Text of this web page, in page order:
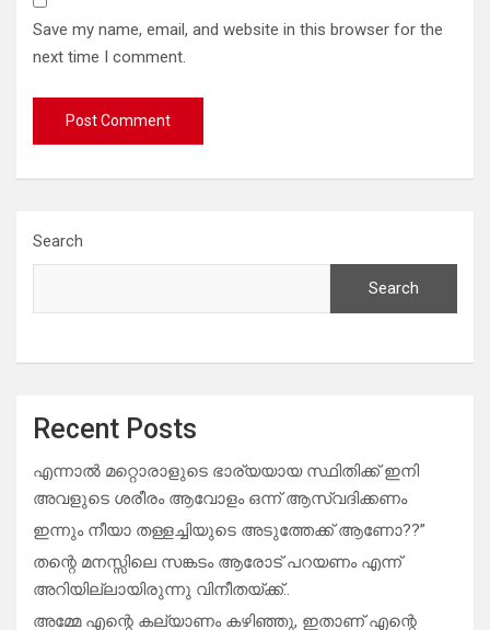
Save my name, email, and website in this browser for the
next time I comment.
Search
Search
Recent Posts
എന്നാൽ മറ്റൊരാളുടെ ഭാര്യയായ സ്ഥിതിക്ക് ഇനി
അവളുടെ ശരീരം ആവോളം ഒന്ന് ആസ്വദിക്കണം
ഇന്നും നീയാ തള്ളച്ചിയുടെ അടുത്തേക്ക് ആണോ??”
തന്റെ മനസ്സിലെ സങ്കടം ആരോട് പറയണം എന്ന്
അറിയില്ലായിരുന്നു വിനീതയ്ക്ക്..
അമ്മേ എന്റെ കല്യാണം കഴിഞ്ഞു, ഇതാണ് എന്റെ